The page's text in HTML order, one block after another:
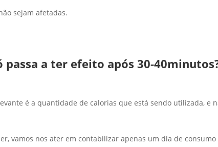
sejam afetadas.
passa a ter efeito após 30-
é a quantidade de calorias que está sendo utilizada, e
vamos nos ater em contabilizar apenas um dia de consumo